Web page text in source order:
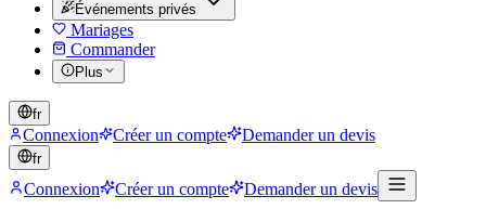
Événements privés
Mariages
Commander
Plus
fr
Connexion Créer un compte Demander un devis
fr
Connexion Créer un compte Demander un devis